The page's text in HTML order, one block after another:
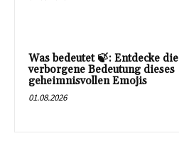
Was bedeutet 🍃: Entdecke die
verborgene Bedeutung dieses
geheimnisvollen Emojis
01.08.2026